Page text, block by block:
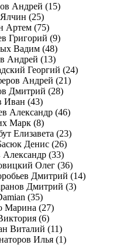
Андрей (15)
(25)
Артем (75)
Григорий (9)
Вадим (48)
Андрей (13)
Георгий (24)
Андрей (21)
Дмитрий (28)
Иван (43)
Александр (46)
Марк (8)
Елизавета (23)
Денис (26)
(33)
Олег (36)
Дмитрий (14)
Дмитрий (3)
(35)
Марина (27)
(6)
Виталий (11)
Илья (1)